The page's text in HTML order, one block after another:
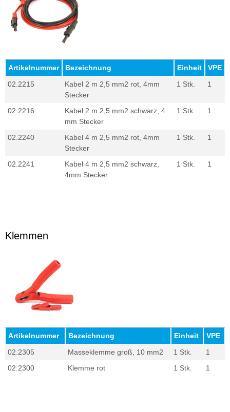
Artikelnummer Bezeichnung Einheit
VPE
02.2215
Kabel 2 m 2,5 mm2 rot, 4mm
Stecker
1 Stk. 1
02.2216
Kabel 2 m 2,5 mm2 schwarz, 4
mm Stecker
1 Stk. 1
02.2240
Kabel 4 m 2,5 mm2 rot, 4mm
Stecker
1 Stk. 1
02.2241
Kabel 4 m 2,5 mm2 schwarz,
4mm Stecker
1 Stk. 1
Klemmen
Artikelnummer Bezeichnung Einheit
VPE
02.2305
Masseklemme groß, 10 mm2 1 Stk.
1
02.2300
Klemme rot 1 Stk. 1